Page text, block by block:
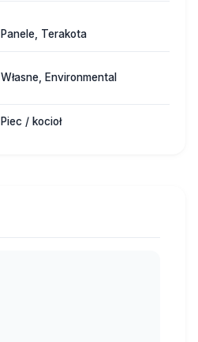
Panele, Terakota
Własne, Environmental
Piec / kocioł